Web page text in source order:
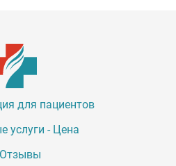
для пациентов
услуги - Цена
Отзывы